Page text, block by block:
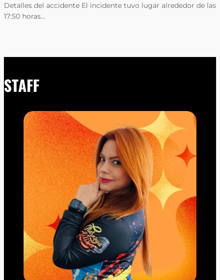
Detalles del accidente El incidente tuvo lugar alrededor de las
17:50 horas…
STAFF